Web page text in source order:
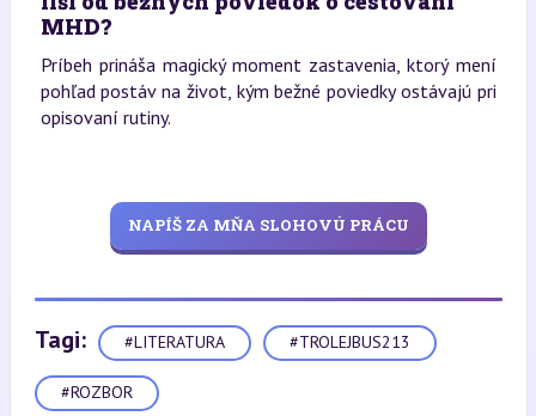
MHD?
Príbeh prináša magický moment zastavenia, ktorý mení
pohľad postáv na život, kým bežné poviedky ostávajú pri
opisovaní rutiny.
NAPÍŠ ZA MŇA SLOHOVÚ PRÁCU
Tagi: #LITERATURA #TROLEJBUS213
#ROZBOR